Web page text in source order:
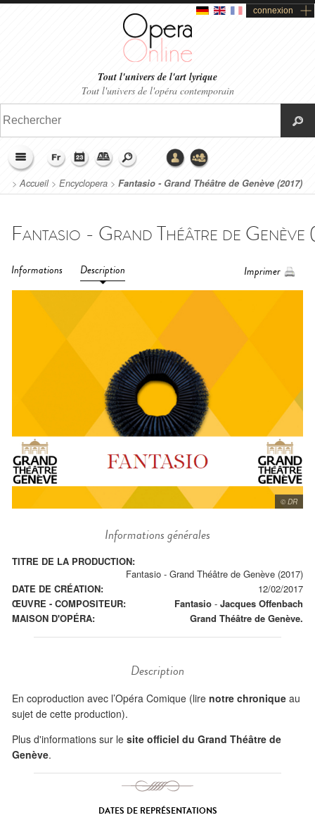
connexion
Tout l'univers de l'art lyrique
Tout l'univers de l'opéra contemporain
>Accueil> Encyclopera > Fantasio - Grand Théâtre de Genève (2017)
Informations Description Imprimer
© DR
Informations générales
TITRE DE LA PRODUCTION:
Fantasio - Grand Théâtre de Genève (2017)
DATE DE CRÉATION:
12/02/2017
ŒUVRE - COMPOSITEUR:
Fantasio - Jacques Offenbach
MAISON D'OPÉRA:
Grand Théâtre de Genève.
Description
En coproduction avec l’Opéra Comique (lire notre chronique au
sujet de cette production).
Plus d'informations sur le site officiel du Grand Théâtre de
Genève.
DATES DE REPRÉSENTATIONS